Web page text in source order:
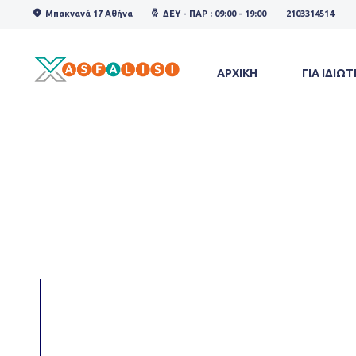
Μπακνανά 17 Αθήνα ΔΕΥ - ΠΑΡ : 09:00 - 19:00 2103314514
ΑΡΧΙΚΗ ΓΙΑ